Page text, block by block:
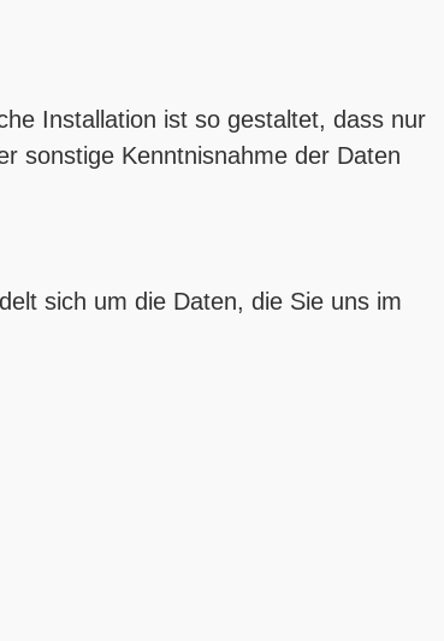
Installation ist so gestaltet, dass nur
sonstige Kenntnisnahme der Daten
sich um die Daten, die Sie uns im